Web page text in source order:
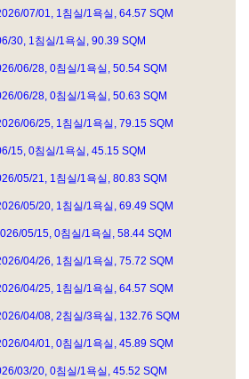
07/01, 1침실/1욕실, 64.57 SQM
30, 1침실/1욕실, 90.39 SQM
06/28, 0침실/1욕실, 50.54 SQM
06/28, 0침실/1욕실, 50.63 SQM
06/25, 1침실/1욕실, 79.15 SQM
15, 0침실/1욕실, 45.15 SQM
05/21, 1침실/1욕실, 80.83 SQM
05/20, 1침실/1욕실, 69.49 SQM
05/15, 0침실/1욕실, 58.44 SQM
04/26, 1침실/1욕실, 75.72 SQM
04/25, 1침실/1욕실, 64.57 SQM
04/08, 2침실/3욕실, 132.76 SQM
04/01, 0침실/1욕실, 45.89 SQM
03/20, 0침실/1욕실, 45.52 SQM